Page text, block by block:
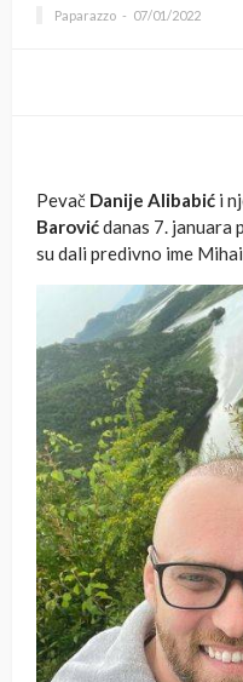
Paparazzo 07/01/2022
Pevač Danije Alibabić i
Barovićdanas 7. januara
su dali predivno ime